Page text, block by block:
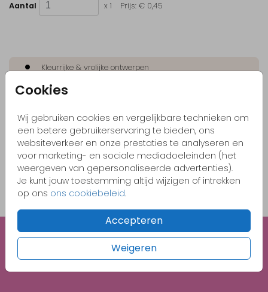
Cookies
Wij gebruiken cookies en vergelijkbare technieken om
een betere gebruikerservaring te bieden, ons
websiteverkeer en onze prestaties te analyseren en
voor marketing- en sociale mediadoeleinden (het
weergeven van gepersonaliseerde advertenties).
Je kunt jouw toestemming altijd wijzigen of intrekken
op ons ons cookiebeleid.
Accepteren
Weigeren
Aantal x 1 Prijs: € 0,45
Kleurrijke & vrolijke ontwerpen
Originele kaartjes
Bestel gemakkelijk een proefdruk vanaf €1,-
OMSCHRIJVING
zwart (recycled) 22 x 11
Prijs:€ 0,45 per 1
Unieke illustraties